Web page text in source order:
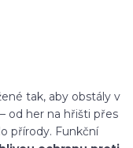
tak, aby obstály v
od her na hřišti přes
přírody. Funkční